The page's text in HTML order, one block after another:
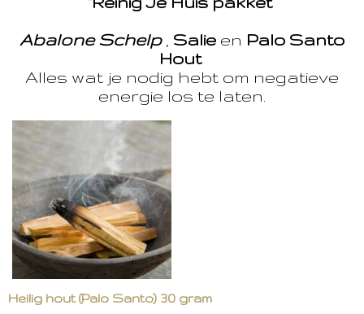
Abalone Schelp, Salie en Palo Santo
Hout
Alles wat je nodig hebt om negatieve
energie los te laten.
Heilig hout (Palo Santo) 30 gram